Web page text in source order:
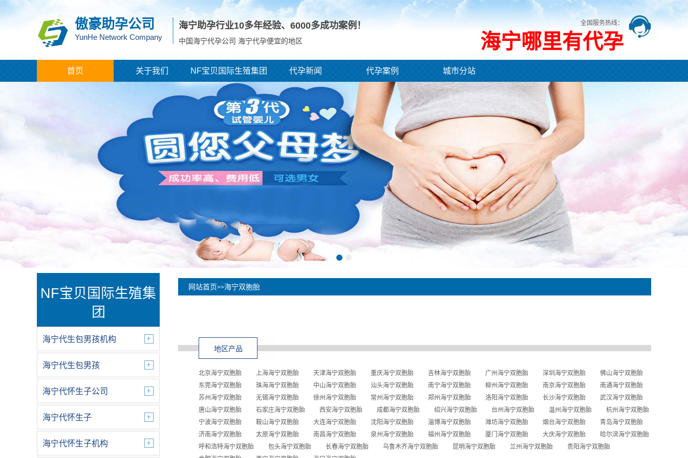
傲豪助孕公司
YunHe Network Company
海宁助孕行业10多年经验、 6000多成功案例！
中国海宁代孕公司 海宁代孕便宜的地区
全国服务热线：
海宁哪里有代孕
首页 关于我们 NF宝贝国际生殖集团 代孕新闻 代孕案例 城市分站
NF宝贝国际生殖集
团
海宁代生包男孩机构
海宁代生包男孩
海宁代怀生子公司
海宁代怀生子
海宁代怀生子机构
网站首页>>海宁双胞胎
地区产品
北京海宁双胞胎 上海海宁双胞胎 天津海宁双胞胎 重庆海宁双胞胎 吉林海宁双胞胎 广州海宁双胞胎 深圳海宁双胞胎
佛山海宁双胞胎
东莞海宁双胞胎
珠海海宁双胞胎 中山海宁双胞胎 汕头海宁双胞胎 南宁海宁双胞胎 柳州海宁双胞胎 南京海宁双胞胎
南通海宁双胞胎
苏州海宁双胞胎
无锡海宁双胞胎 徐州海宁双胞胎 常州海宁双胞胎 郑州海宁双胞胎 洛阳海宁双胞胎 长沙海宁双胞胎
武汉海宁双胞胎
唐山海宁双胞胎
石家庄海宁双胞胎 西安海宁双胞胎 成都海宁双胞胎 绍兴海宁双胞胎 台州海宁双胞胎 温州海宁双胞胎
杭州海宁双胞胎
宁波海宁双胞胎
鞍山海宁双胞胎 大连海宁双胞胎 沈阳海宁双胞胎 淄博海宁双胞胎 潍坊海宁双胞胎 烟台海宁双胞胎
青岛海宁双胞胎
济南海宁双胞胎
太原海宁双胞胎 南昌海宁双胞胎 泉州海宁双胞胎 福州海宁双胞胎 厦门海宁双胞胎 大庆海宁双胞胎
哈尔滨海宁双胞胎
呼和浩特海宁双胞胎
包头海宁双胞胎 长春海宁双胞胎 乌鲁木齐海宁双胞胎 昆明海宁双胞胎 兰州海宁双胞胎
贵阳海宁双胞胎